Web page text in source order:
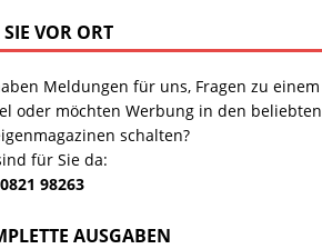
SIE VOR ORT
Meldungen für uns, Fragen zu einem
oder möchten Werbung in den beliebten
schalten?
für Sie da:
98263
AUSGABEN